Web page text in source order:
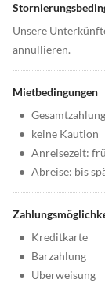
Unsere
annullieren.
Mietbedingungen
• Gesamtzahlung
• keine Kaution
• Anreisezeit:
• Abreise: bis
• Kreditkarte
• Barzahlung
• Überweisung